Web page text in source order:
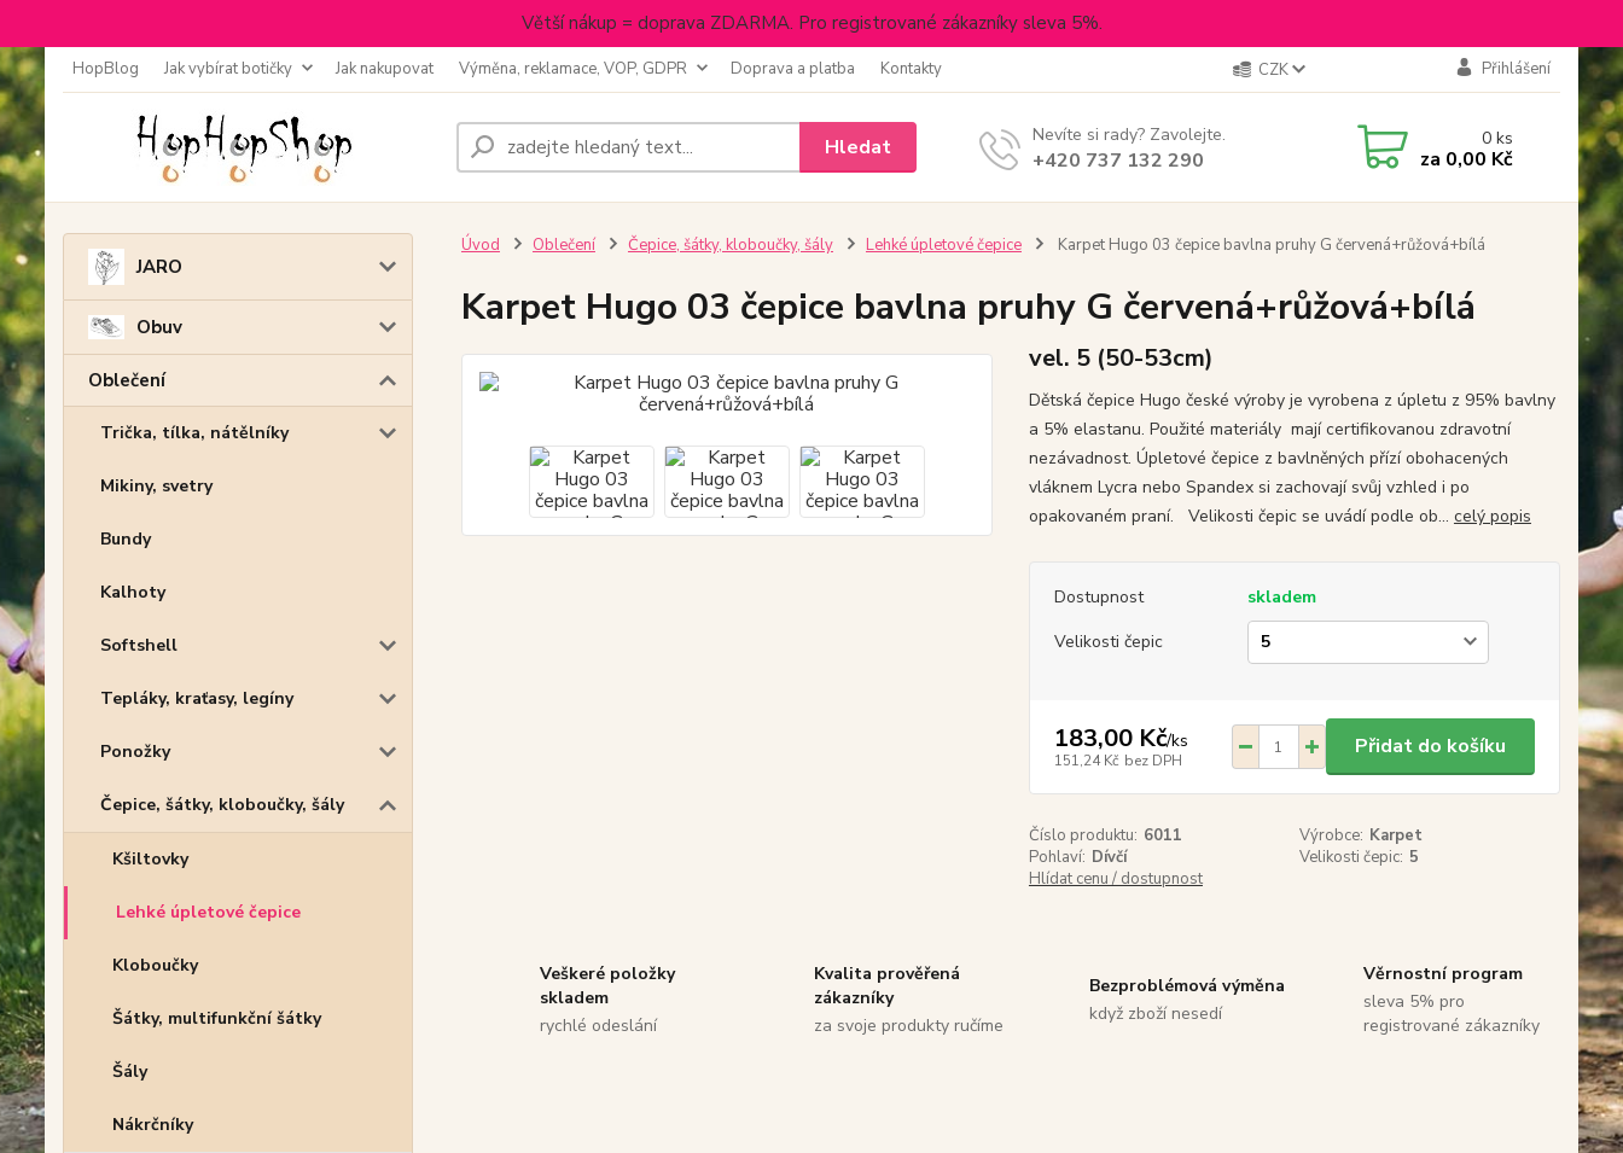
Větší nákup = doprava ZDARMA. Pro registrované zákazníky sleva 5%.
HopBlog Jak vybírat botičky Jak nakupovat Výměna, reklamace, VOP, GDPR Doprava a platba Kontakty CZK Přihlášení
Hledat Nevíte si rady? Zavolejte.
+420 737 132 290
0ks
za 0,00 Kč
JARO
Obuv
Oblečení
Trička, tílka, nátělníky
Mikiny, svetry
Bundy
Kalhoty
Softshell
Tepláky, kraťasy, legíny
Ponožky
Čepice, šátky, kloboučky, šály
Kšiltovky
Lehké úpletové čepice
Kloboučky
Šátky, multifunkční šátky
Šály
Nákrčníky
Úvod Oblečení Čepice, šátky, kloboučky, šály Lehké úpletové čepice Karpet Hugo 03 čepice bavlna pruhy G červená+růžová+bílá
Karpet Hugo 03 čepice bavlna pruhy G červená+růžová+bílá
vel. 5 (50-53cm)
Dětská čepice Hugo české výroby je vyrobena z úpletu z 95% bavlny
a 5% elastanu. Použité materiály mají certifikovanou zdravotní
nezávadnost. Úpletové čepice z bavlněných přízí obohacených
vláknem Lycra nebo Spandex si zachovají svůj vzhled i po
opakovaném praní. Velikosti čepic se uvádí podle ob... celý popis
Dostupnost
skladem
Velikosti čepic
183,00 Kč/ks
151,24 Kč bez DPH
Přidat do košíku
Číslo produktu: 6011 Výrobce: Karpet
Pohlaví: Dívčí Velikosti čepic: 5
Hlídat cenu / dostupnost
Veškeré položky
skladem
rychlé odeslání
Kvalita prověřená
zákazníky
za svoje produkty ručíme
Bezproblémová výměna
když zboží nesedí
Věrnostní program
sleva 5% pro
registrované zákazníky